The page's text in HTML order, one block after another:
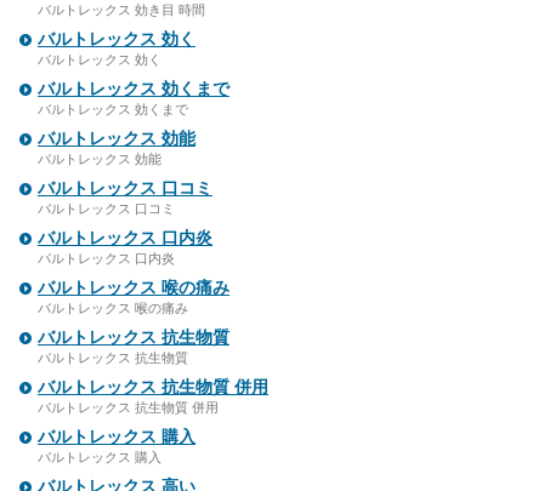
バルトレックス 効き目 時間
バルトレックス 効く
バルトレックス 効く
バルトレックス 効くまで
バルトレックス 効くまで
バルトレックス 効能
バルトレックス 効能
バルトレックス 口コミ
バルトレックス 口コミ
バルトレックス 口内炎
バルトレックス 口内炎
バルトレックス 喉の痛み
バルトレックス 喉の痛み
バルトレックス 抗生物質
バルトレックス 抗生物質
バルトレックス 抗生物質 併用
バルトレックス 抗生物質 併用
バルトレックス 購入
バルトレックス 購入
バルトレックス 高い